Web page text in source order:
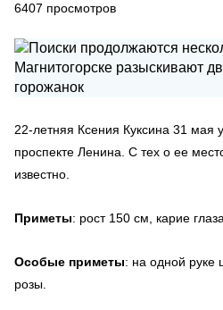
6407 просмотров
22-летняя Ксения Куксина 31
проспекте Ленина. С тех о ее
известно.
Приметы: рост 150 см, карие
Особые приметы: на одной руке
розы.